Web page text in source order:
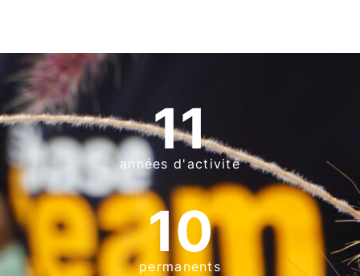
années d'activité
11
permanents
10